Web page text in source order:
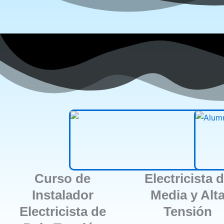
Curso de
Instalador
Electricista de
Electricista
Media y
Tensión